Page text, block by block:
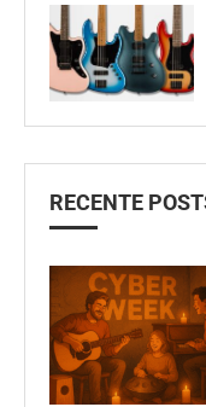
RECENTE